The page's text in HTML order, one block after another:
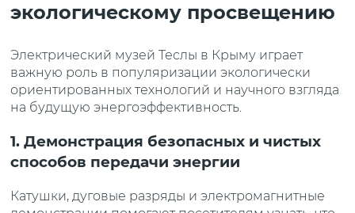
экологическому просвещению
Электрический музей Теслы в Крыму играет
важную роль в популяризации экологически
ориентированных технологий и научного взгляда
на будущую энергоэффективность.
1. Демонстрация безопасных и чистых
способов передачи энергии
Катушки, дуговые разряды и электромагнитные